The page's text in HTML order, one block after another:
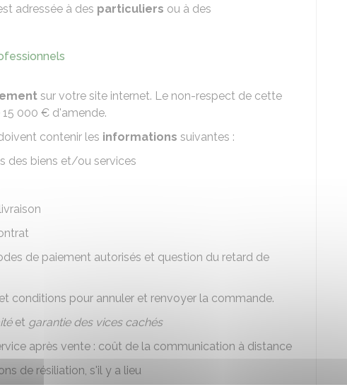
adressée à des particuliers ou à des
sur votre site internet. Le non-respect de cette
15 000 € d'amende.
contenir les informations suivantes :
des biens et/ou services
de paiement autorisés et question du retard de
conditions pour annuler et renvoyer la commande.
et garantie des vices cachés
après vente : coût de la communication à distance
de résiliation, s'il y a lieu